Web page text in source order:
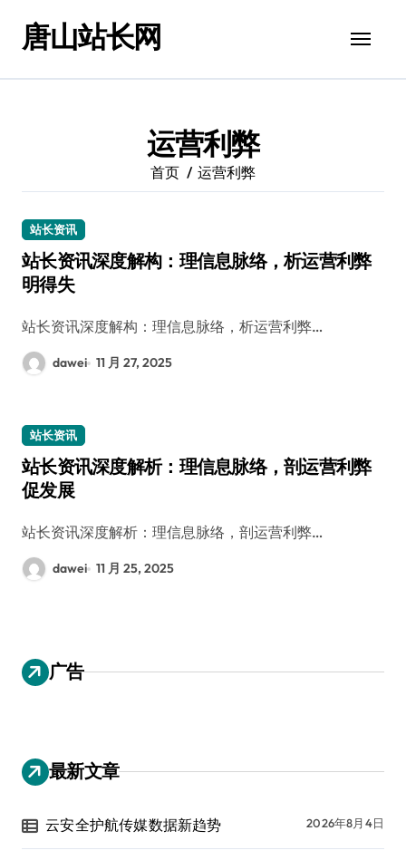
唐山站长网
运营利弊
首页 运营利弊
站长资讯
站长资讯深度解构：理信息脉络，析运营利弊
明得失
站长资讯深度解构：理信息脉络，析运营利弊…
dawei 11 月 27, 2025
站长资讯
站长资讯深度解析：理信息脉络，剖运营利弊
促发展
站长资讯深度解析：理信息脉络，剖运营利弊…
dawei 11 月 25, 2025
广告
最新文章
云安全护航传媒数据新趋势 2026年8月4日